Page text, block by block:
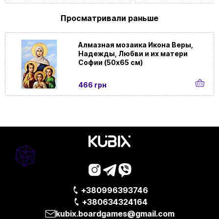
Просматривали раньше
Алмазная мозаика Икона Веры,
Надежды, Любви и их матери
Софии (50х65 см)
466 грн
+380996393746
+380634324164
kubix.boardgames@gmail.com